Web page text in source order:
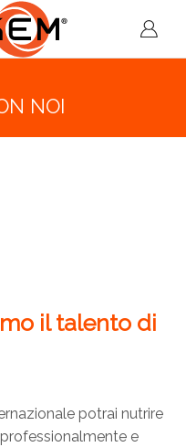
NOI
il talento di
potrai nutrire
e